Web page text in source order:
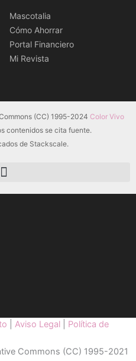
Mascotalia
Cómo Ahorrar
Portal Financiero
Mi Revista
(CC) 1995-2024 Color Vivo
contenidos se cita fuente.
de Stackscale.
Aviso Legal
Política de
Commons (CC) 1995-2021